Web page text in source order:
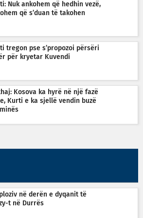
Nuk ankohem që hedhin vezë,
që s’duan të takohen
tregon pse s’propozoi përsëri
për kryetar Kuvendi
Kosova ka hyrë në një fazë
Kurti e ka sjellë vendin buzë
në derën e dyqanit të
t në Durrës